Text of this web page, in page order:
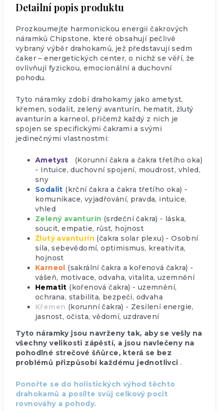
Detailní popis produktu
Prozkoumejte harmonickou energii čakrových
náramků Chipstone, které obsahují pečlivě
vybraný výběr drahokamů, jež představují sedm
čaker – energetických center, o nichž se věří, že
ovlivňují fyzickou, emocionální a duchovní
pohodu.
Tyto náramky zdobí drahokamy jako ametyst,
křemen, sodalit, zelený avanturín, hematit, žlutý
avanturín a karneol, přičemž každý z nich je
spojen se specifickými čakrami a svými
jedinečnými vlastnostmi:
Ametyst
(Korunní čakra a čakra třetího oka)
- Intuice, duchovní spojení, moudrost, vhled,
sny
Sodalit (krční čakra a čakra třetího oka) -
komunikace, vyjadřování, pravda, intuice,
vhled
Zelený avanturín (srdeční čakra) - láska,
soucit, empatie, růst, hojnost
Žlutý avanturín (čakra solar plexu) - Osobní
síla, sebevědomí, optimismus, kreativita,
hojnost
Karneol (sakrální čakra a kořenová čakra) -
vášeň, motivace, odvaha, vitalita, uzemnění
Hematit (kořenová čakra) - uzemnění,
ochrana, stabilita, bezpečí, odvaha
Křemen (korunní čakra) - Zesílení energie,
jasnost, očista, vědomí, uzdravení
Tyto náramky jsou navrženy tak, aby se vešly na
všechny velikosti zápěstí, a jsou navlečeny na
pohodlné strečové šňůrce, která se bez
problémů přizpůsobí každému jednotlivci .
Ponořte se do holistických výhod těchto
drahokamů a posílte svůj celkový pocit
rovnováhy a pohody.